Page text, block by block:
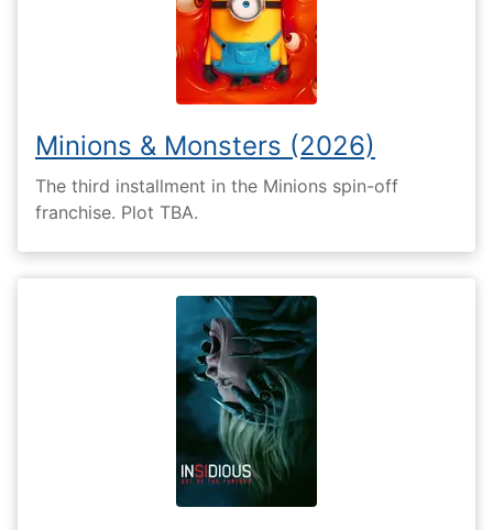
Minions & Monsters (2026)
The third installment in the Minions spin-off
franchise. Plot TBA.